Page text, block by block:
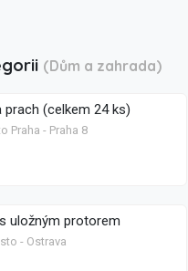
(Dům a zahrada)
prach (celkem 24 ks)
Praha - Praha 8
uložným protorem
- Ostrava